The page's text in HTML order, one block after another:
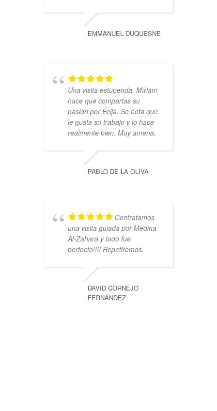
EMMANUEL DUQUESNE
Una visita estupenda. Míriam
hace que compartas su
pasión por Écija. Se nota que
le gusta su trabajo y lo hace
realmente bien. Muy amena.
PABLO DE LA OLIVA
Contratamos
una visita guiada por Medina
Al-Zahara y todo fue
perfecto!!!! Repetiremos.
DAVID CORNEJO
FERNÁNDEZ